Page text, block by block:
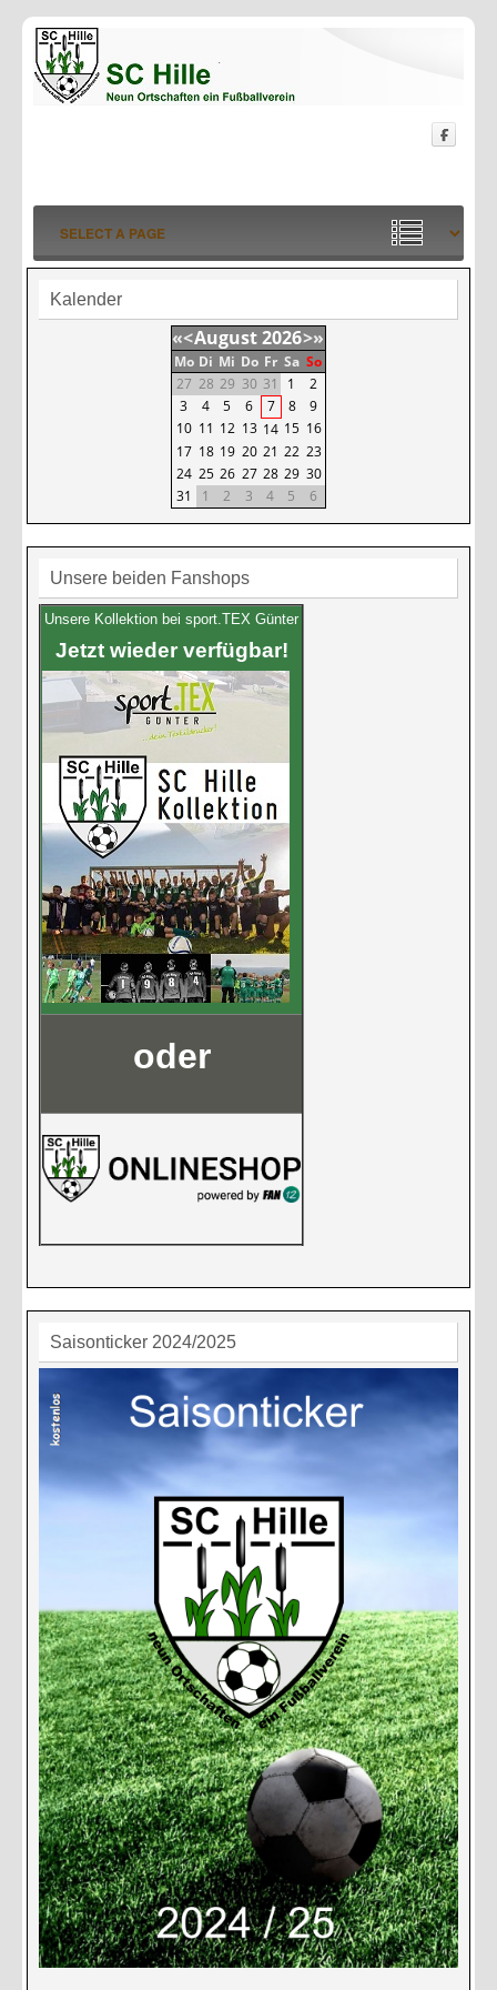
Kalender
«<August2026>»
Mo Di Mi Do Fr Sa So
27 28 29 30 31 1
2
3
4 5 6 7 8
9
10 11 12 13 14 15 16
17 18 19 20 21 22 23
24 25 26 27 28 29 30
31
1 2 3 4 5 6
Unsere beiden Fanshops
Unsere Kollektion bei sport.TEX Günter
Jetzt wieder verfügbar!
oder
Saisonticker 2024/2025